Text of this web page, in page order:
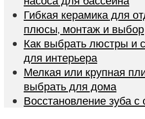
Гибкая керамика для
плюсы, монтаж и выбор
Как выбрать люстры и
для интерьера
Мелкая или крупная
выбрать для дома
Восстановление зуба с